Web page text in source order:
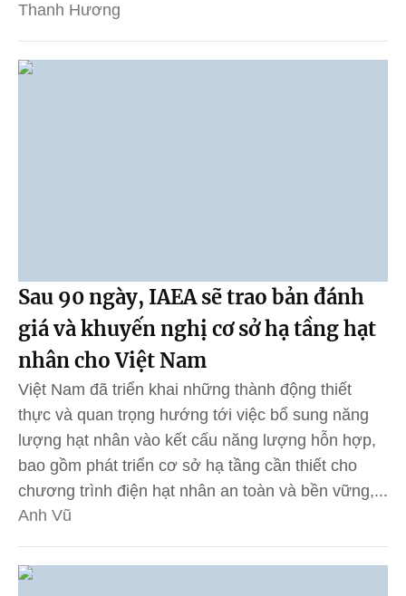
Thanh Hương
Sau 90 ngày, IAEA sẽ trao bản đánh
giá và khuyến nghị cơ sở hạ tầng hạt
nhân cho Việt Nam
Việt Nam đã triển khai những thành động thiết
thực và quan trọng hướng tới việc bổ sung năng
lượng hạt nhân vào kết cấu năng lượng hỗn hợp,
bao gồm phát triển cơ sở hạ tầng cần thiết cho
chương trình điện hạt nhân an toàn và bền vững,...
Anh Vũ